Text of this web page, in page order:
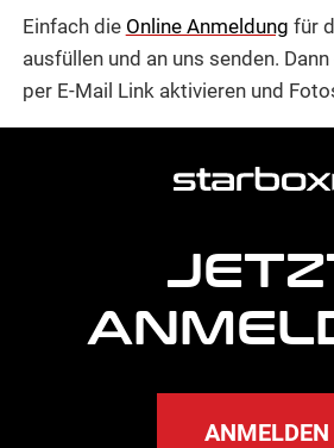
Einfach die Online Anmeldung für
ausfüllen und an uns senden.
per E-Mail Link aktivieren und
ANMELDEN